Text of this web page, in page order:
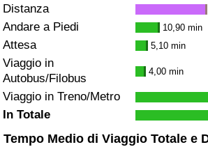
Distanza
Andare a Piedi 10,90 min
Attesa 5,10 min
Viaggio in
Autobus/Filobus
4,00 min
Viaggio in Treno/Metro
In Totale
Tempo Medio di Viaggio Totale e